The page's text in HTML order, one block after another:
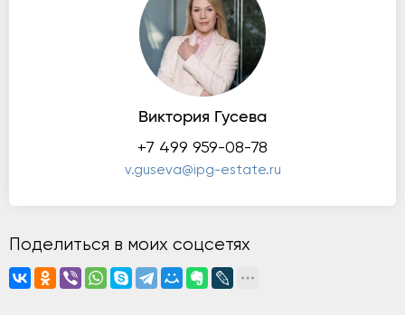
Виктория Гусева
+7 499 959-08-78
v.guseva@ipg-estate.ru
Поделиться в моих соцсетях